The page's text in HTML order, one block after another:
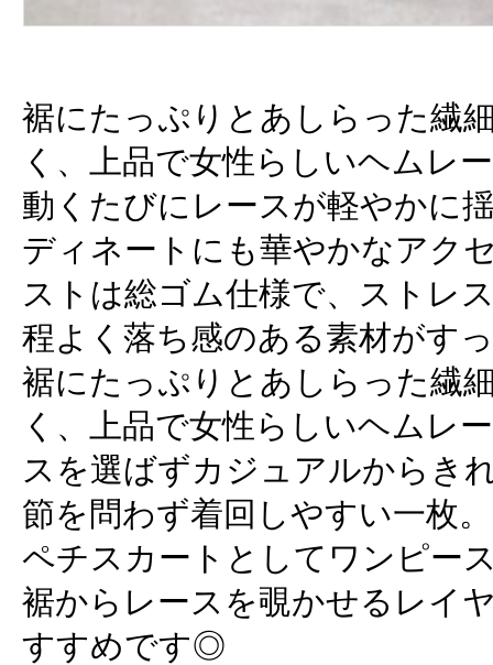
裾にたっぷりとあしらった繊
く、上品で女性らしいヘムレ
動くたびにレースが軽やかに
ディネートにも華やかなアク
ストは総ゴム仕様で、ストレ
程よく落ち感のある素材がす
裾にたっぷりとあしらった繊
く、上品で女性らしいヘムレ
スを選ばずカジュアルからき
節を問わず着回しやすい一枚。
ペチスカートとしてワンピー
裾からレースを覗かせるレイ
すすめです◎